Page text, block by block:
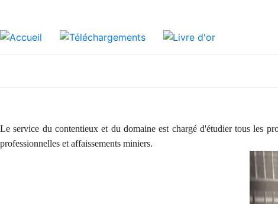
Le service du contentieux et du domaine est chargé d'étudier tous les
professionnelles et affaissements miniers.